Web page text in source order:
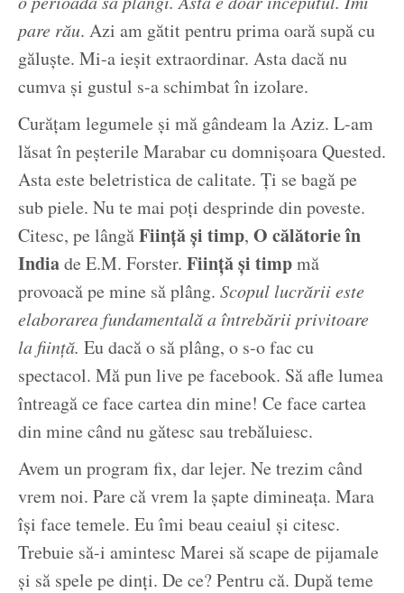
pare rău. Azi am gătit pentru prima oară supă cu
găluște. Mi-a ieșit extraordinar. Asta dacă nu
cumva și gustul s-a schimbat în izolare.
Curățam legumele și mă gândeam la Aziz. L-am
lăsat în peșterile Marabar cu domnișoara Quested.
Asta este beletristica de calitate. Ți se bagă pe
sub piele. Nu te mai poți desprinde din poveste.
Citesc, pe lângăFiință și timp, O călătorie în
Indiade E.M. Forster. Ființă și timpmă
provoacă pe mine să plâng. Scopul lucrării este
elaborarea fundamentală a întrebării privitoare
la ființă. Eu dacă o să plâng, o s-o fac cu
spectacol. Mă pun live pe facebook. Să afle lumea
întreagă ce face cartea din mine! Ce face cartea
din mine când nu gătesc sau trebăluiesc.
Avem un program fix, dar lejer. Ne trezim când
vrem noi. Pare că vrem la șapte dimineața. Mara
își face temele. Eu îmi beau ceaiul și citesc.
Trebuie să-i amintesc Marei să scape de pijamale
și să spele pe dinți. De ce? Pentru că. După teme